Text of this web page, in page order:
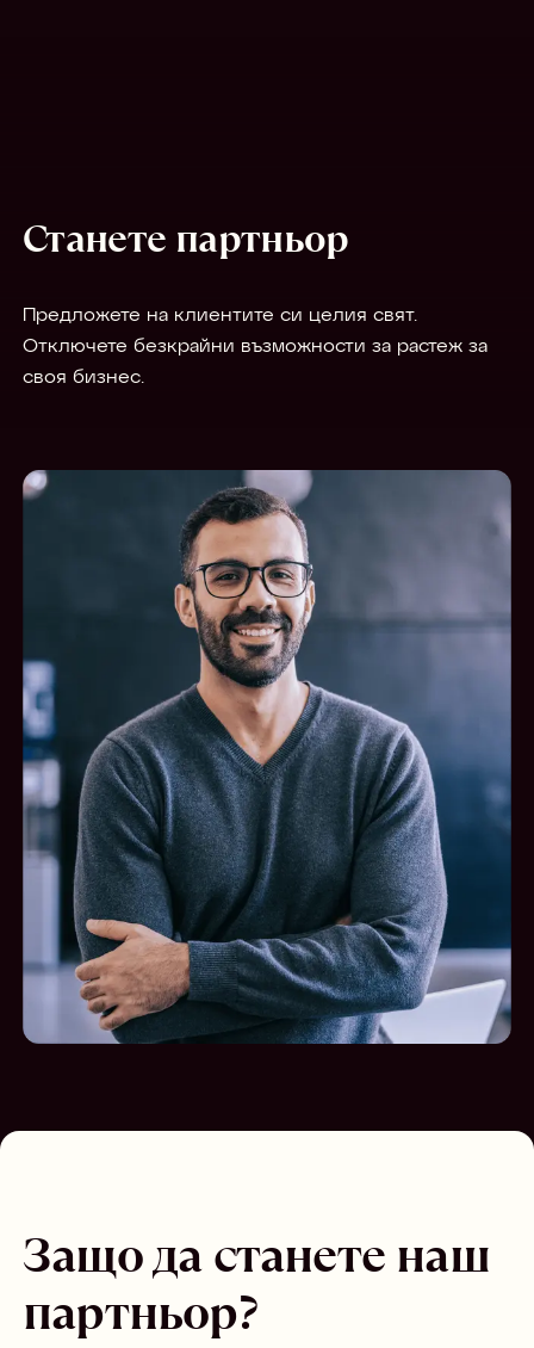
Станете партньор
Предложете на клиентите си целия свят.
Отключете безкрайни възможности за растеж за
своя бизнес.
Защо да станете наш
партньор?